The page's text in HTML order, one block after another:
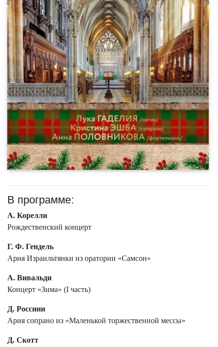
В программе:
А. Корелли
Рождественский концерт
Г. Ф. Гендель
Ария Израильтянки из оратории «Самсон»
А. Вивальди
Концерт «Зима» (I часть)
Д. Россини
Ария сопрано из «Маленькой торжественной мессы»
Д. Скотт